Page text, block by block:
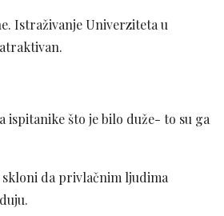
Istraživanje Univerziteta u
ispitanike što je bilo duže- to su ga
da privlačnim ljudima